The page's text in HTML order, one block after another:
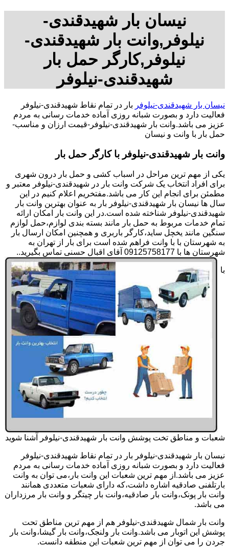
نیسان بار شهیدقندی-
نیلوفر,وانت بار شهیدقندی-
نیلوفر,کارگر حمل بار
شهیدقندی-نیلوفر
نیسان بار شهیدقندی-نیلوفر بار در تمام نقاط شهیدقندی-نیلوفر
فعالیت دارد و بصورت شبانه روزی آماده خدمات رسانی به مردم
عزیز می باشد.وانت بار شهیدقندی-نیلوفر-قیمت ارزان و مناسب-
حمل بار با وانت و نیسان
وانت بار شهیدقندی-نیلوفر با کارگر حمل بار
یکی از مهم ترین مراحل در اسباب کشی و حمل بار درون شهری
برای افراد انتخاب یک شرکت وانت بار در شهیدقندی-نیلوفر معتبر و
مطمئن برای انجام این کار می باشد.مفتخریم اعلام کنیم در این
سال ها نیسان بار شهیدقندی-نیلوفر بار به عنوان بهترین وانت بار
شهیدقندی-نیلوفر شناخته شده است.در این وانت بار امکان ارائه
تمام خدمات مربوط به حمل بار مانند بسته بندی لوازم،حمل لوازم
سنگین مانند یخچل ساید،کارگر باربری و همچنین امکان ارسال بار
به شهرستان با با وانت فراهم شده است برای بار از تهران به
شهرستان ها با 09125758177 آقای اقبال حسنی تماس بگیرید..
با
شعبات و مناطق تخت پوشش وانت بار شهیدقندی-نیلوفر آشنا شوید
نیسان بار شهیدقندی-نیلوفر بار در تمام نقاط شهیدقندی-نیلوفر
فعالیت دارد و بصورت شبانه روزی آماده خدمات رسانی به مردم
عزیز می باشد.از مهم ترین شعبات این وانت بار،می توان به وانت
بارتلفنی صادقیه اشاره داشت،که دارای شعبات متعددی همانند
وانت بار پونک،وانت بار صادقیه،وانت بار چیتگر و وانت بار مرزداران
می باشد.
وانت بار شمال شهیدقندی-نیلوفر هم از مهم ترین مناطق تحت
پوشش این اتوبار می باشد.وانت بار ولنجک،وانت بار گیشا،وانت بار
جردن را می توان از مهم ترین شعبات این منطقه دانست.